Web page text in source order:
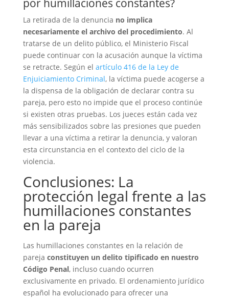
por humillaciones constantes?
La retirada de la denuncia no implica
necesariamente el archivo del procedimiento. Al
tratarse de un delito público, el Ministerio Fiscal
puede continuar con la acusación aunque la víctima
se retracte. Según el artículo 416 de la Ley de
Enjuiciamiento Criminal, la víctima puede acogerse a
la dispensa de la obligación de declarar contra su
pareja, pero esto no impide que el proceso continúe
si existen otras pruebas. Los jueces están cada vez
más sensibilizados sobre las presiones que pueden
llevar a una víctima a retirar la denuncia, y valoran
esta circunstancia en el contexto del ciclo de la
violencia.
Conclusiones: La
protección legal frente a las
humillaciones constantes
en la pareja
Las humillaciones constantes en la relación de
pareja constituyen un delito tipificado en nuestro
Código Penal, incluso cuando ocurren
exclusivamente en privado. El ordenamiento jurídico
español ha evolucionado para ofrecer una